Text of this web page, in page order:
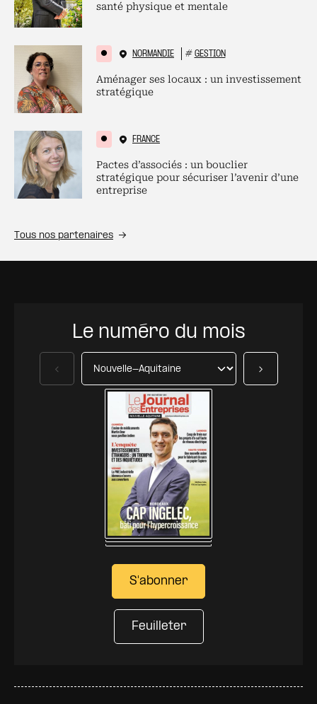
santé physique et mentale
NORMANDIE # GESTION
Aménager ses locaux : un investissement
stratégique
FRANCE
Pactes d’associés : un bouclier
stratégique pour sécuriser l’avenir d’une
entreprise
Tous nos partenaires
Le numéro du mois
S'abonner
Feuilleter
Précédent Suivant